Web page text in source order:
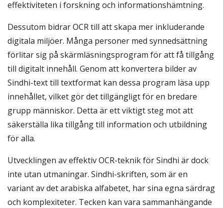
effektiviteten i forskning och informationshämtning.
Dessutom bidrar OCR till att skapa mer inkluderande
digitala miljöer. Många personer med synnedsättning
förlitar sig på skärmläsningsprogram för att få tillgång
till digitalt innehåll. Genom att konvertera bilder av
Sindhi-text till textformat kan dessa program läsa upp
innehållet, vilket gör det tillgängligt för en bredare
grupp människor. Detta är ett viktigt steg mot att
säkerställa lika tillgång till information och utbildning
för alla.
Utvecklingen av effektiv OCR-teknik för Sindhi är dock
inte utan utmaningar. Sindhi-skriften, som är en
variant av det arabiska alfabetet, har sina egna särdrag
och komplexiteter. Tecken kan vara sammanhängande